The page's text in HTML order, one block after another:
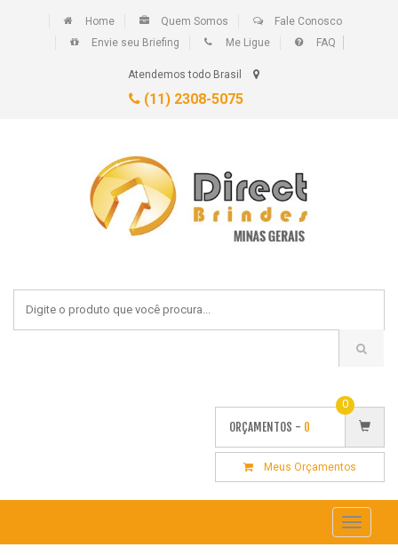
Home Quem Somos
Fale Conosco
Envie seu Briefing
Me Ligue FAQ
Atendemos todo Brasil
(11) 2308-5075
ORÇAMENTOS - 0
0
Meus Orçamentos
Toggle